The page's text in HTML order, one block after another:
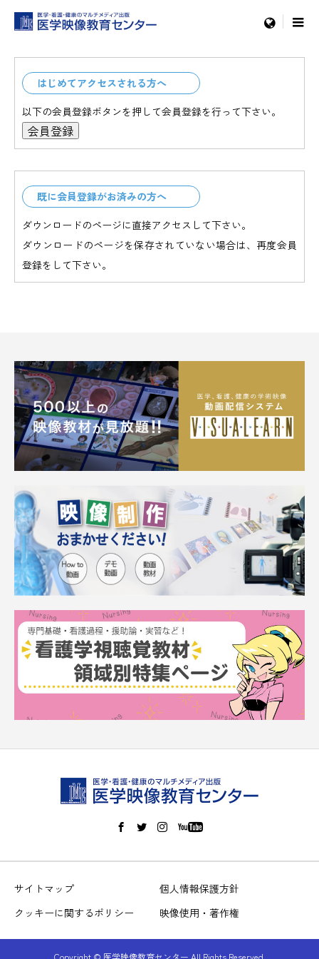
menu
はじめてアクセスされる方へ
以下の会員登録ボタンを押して会員登録を行って下さい。
既に会員登録がお済みの方へ
ダウンロードのページに直接アクセスして下さい。
ダウンロードのページを保存されていない場合は、再度会員
登録をして下さい。
サイトマップ
個人情報保護方針
クッキーに関するポリシー
映像使用・著作権